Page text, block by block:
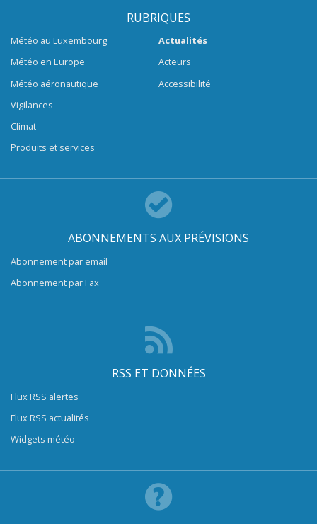
RUBRIQUES
Météo au Luxembourg
Météo en Europe
Météo aéronautique
Vigilances
Climat
Produits et services
Actualités
Acteurs
Accessibilité
ABONNEMENTS AUX PRÉVISIONS
Abonnement par email
Abonnement par Fax
RSS ET DONNÉES
Flux RSS alertes
Flux RSS actualités
Widgets météo